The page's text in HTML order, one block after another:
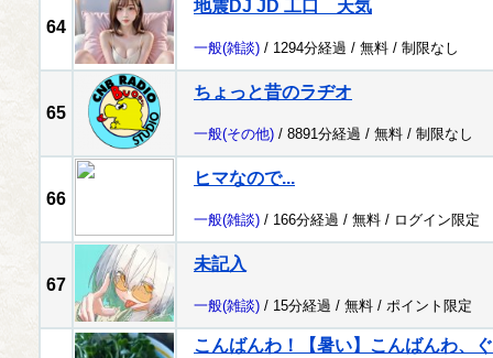
64
地震DJ JD 工口 天気
一般(雑談) / 1294分経過 / 無料 / 制限なし
65
ちょっと昔のラヂオ
一般(その他) / 8891分経過 / 無料 / 制限なし
66
ヒマなので...
一般(雑談) / 166分経過 / 無料 / ログイン限定
67
未記入
一般(雑談) / 15分経過 / 無料 / ポイント限定
こんばんわ！【暑い】こんばんわ、